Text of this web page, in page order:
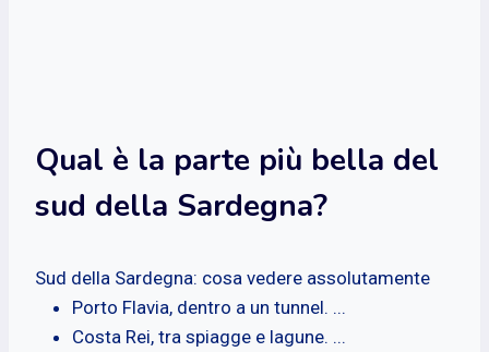
Qual è la parte più bella del
sud della Sardegna?
Sud della Sardegna: cosa vedere assolutamente
Porto Flavia, dentro a un tunnel. ...
Costa Rei, tra spiagge e lagune. ...